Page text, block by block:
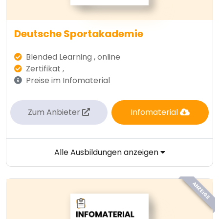
Deutsche Sportakademie
Blended Learning , online
Zertifikat ,
Preise im Infomaterial
Zum Anbieter Infomaterial
Alle Ausbildungen anzeigen
ANZEIGE